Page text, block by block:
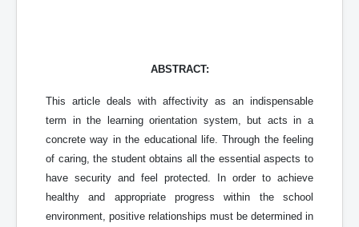
ABSTRACT:
This article deals with affectivity as an indispensable
term in the learning orientation system, but acts in a
concrete way in the educational life. Through the feeling
of caring, the student obtains all the essential aspects to
have security and feel protected. In order to achieve
healthy and appropriate progress within the school
environment, positive relationships must be determined in